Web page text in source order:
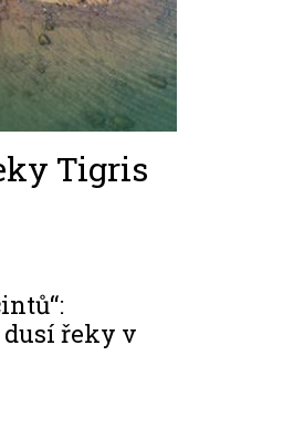
Tigris
řeky v